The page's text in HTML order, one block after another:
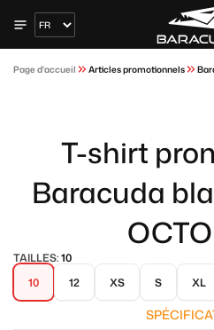
Page d'accueil Articles promotionnels
T-shirt
Baracuda
TAILLES:10
10
12 XS S XL